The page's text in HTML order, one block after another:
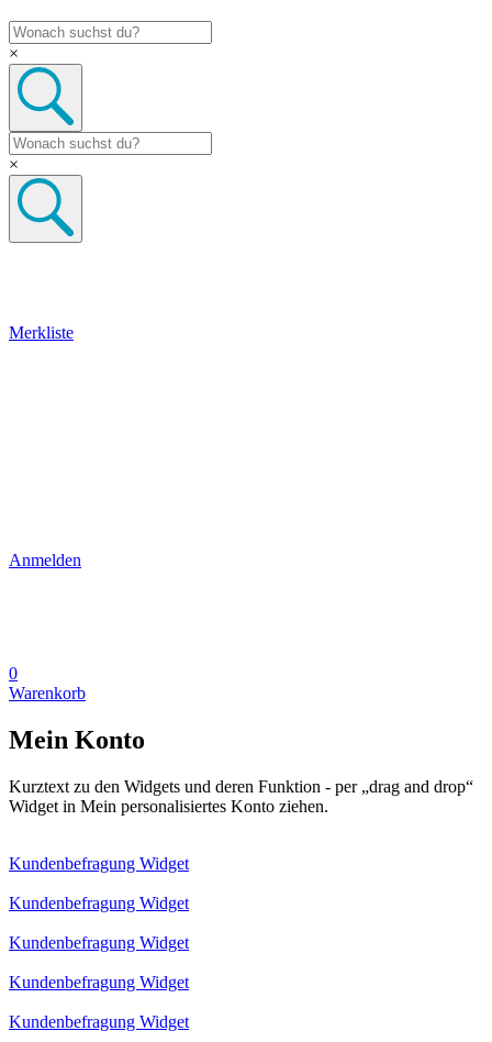
×
×
Merkliste
Anmelden
0
Warenkorb
Mein Konto
Kurztext zu den Widgets und deren Funktion - per „drag and drop“
Widget in Mein personalisiertes Konto ziehen.
Kundenbefragung Widget
Kundenbefragung Widget
Kundenbefragung Widget
Kundenbefragung Widget
Kundenbefragung Widget